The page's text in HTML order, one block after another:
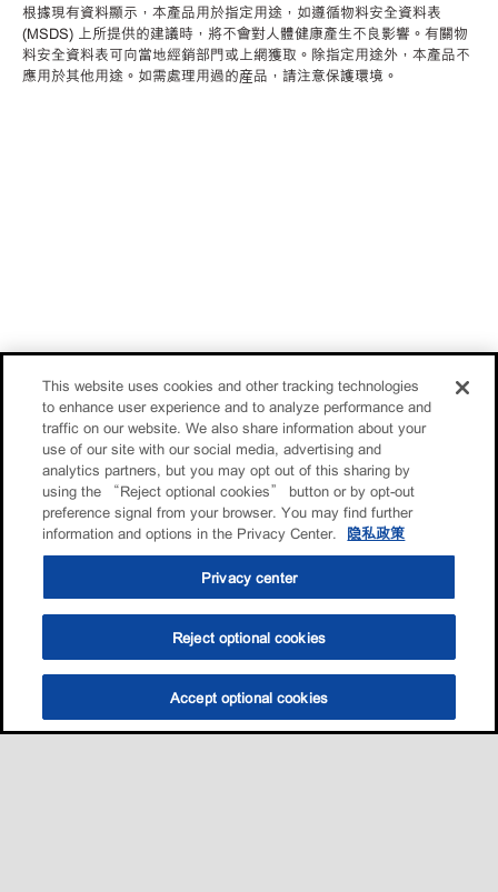
根據現有資料顯示，本產品用於指定用途，如遵循物料安全資料表
(MSDS) 上所提供的建議時，將不會對人體健康產生不良影響。有關物
料安全資料表可向當地經銷部門或上網獲取。除指定用途外，本產品不
應用於其他用途。如需處理用過的産品，請注意保護環境。
This website uses cookies and other tracking technologies
to enhance user experience and to analyze performance and
traffic on our website. We also share information about your
use of our site with our social media, advertising and
analytics partners, but you may opt out of this sharing by
using the “Reject optional cookies” button or by opt-out
preference signal from your browser. You may find further
information and options in the Privacy Center.
隐私政策
Privacy center
Reject optional cookies
Accept optional cookies